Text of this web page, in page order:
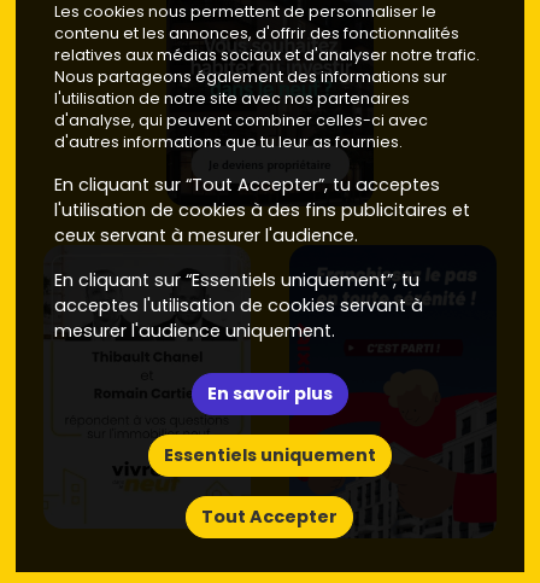
Les cookies nous permettent de personnaliser le
contenu et les annonces, d'offrir des fonctionnalités
relatives aux médias sociaux et d'analyser notre trafic.
Nous partageons également des informations sur
l'utilisation de notre site avec nos partenaires
d'analyse, qui peuvent combiner celles-ci avec
d'autres informations que tu leur as fournies.
En cliquant sur “Tout Accepter”, tu acceptes
l'utilisation de cookies à des fins publicitaires et
ceux servant à mesurer l'audience.
En cliquant sur “Essentiels uniquement”, tu
acceptes l'utilisation de cookies servant à
mesurer l'audience uniquement.
En savoir plus
Essentiels uniquement
Tout Accepter